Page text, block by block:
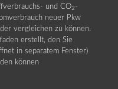
und CO2 -
neuer Pkw
vergleichen zu können.
erstellt, den Sie
in separatem Fenster)
können